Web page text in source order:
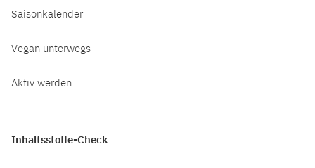
Saisonkalender
Vegan unterwegs
Aktiv werden
Inhaltsstoffe-Check